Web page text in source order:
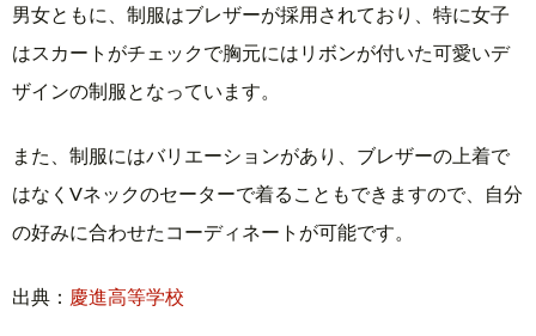
男女ともに、制服はブレザーが採用されており、特に女子
はスカートがチェックで胸元にはリボンが付いた可愛いデ
ザインの制服となっています。
また、制服にはバリエーションがあり、ブレザーの上着で
はなくVネックのセーターで着ることもできますので、自分
の好みに合わせたコーディネートが可能です。
出典： 慶進高等学校